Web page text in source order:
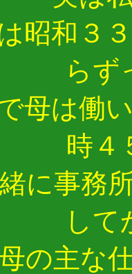
昭和３
らず
母は働
時４
に事務
して
の主な